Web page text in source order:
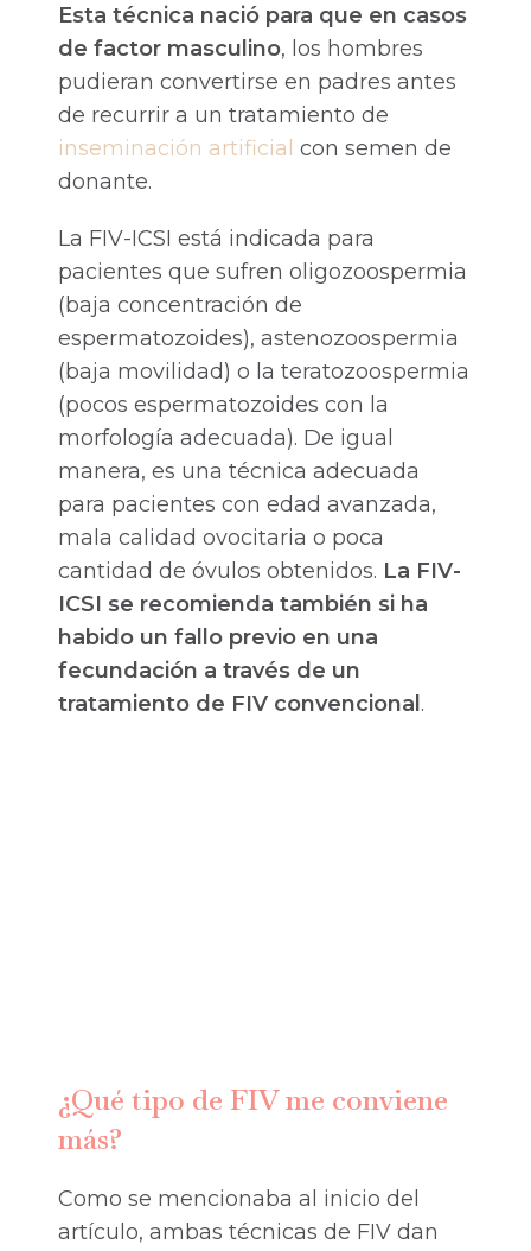
Esta técnica nació para que en casos
de factor masculino, los hombres
pudieran convertirse en padres antes
de recurrir a un tratamiento de
inseminación artificial con semen de
donante.
La FIV-ICSI está indicada para
pacientes que sufren oligozoospermia
(baja concentración de
espermatozoides), astenozoospermia
(baja movilidad) o la teratozoospermia
(pocos espermatozoides con la
morfología adecuada). De igual
manera, es una técnica adecuada
para pacientes con edad avanzada,
mala calidad ovocitaria o poca
cantidad de óvulos obtenidos. La FIV-
ICSI se recomienda también si ha
habido un fallo previo en una
fecundación a través de un
tratamiento de FIV convencional.
¿Qué tipo de FIV me conviene
más?
Como se mencionaba al inicio del
artículo, ambas técnicas de FIV dan